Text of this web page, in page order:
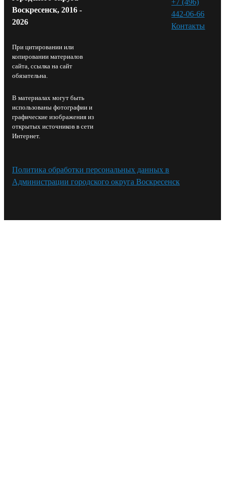
Воскресенск, 2016 -
2026
При цитировании или
копировании материалов
сайта, ссылка на сайт
обязательна.
В материалах могут быть
использованы фотографии и
графические изображения из
открытых источников в сети
Интернет.
442-06-66
Контакты⁠
Политика обработки персональных данных в
Администрации городского округа Воскресенск